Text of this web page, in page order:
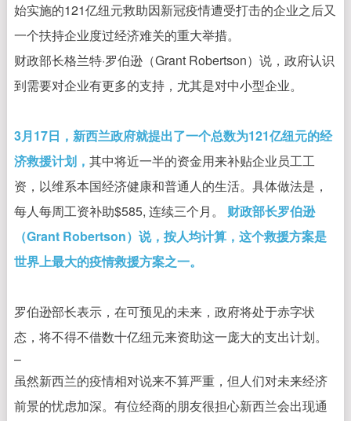
始实施的121亿纽元救助因新冠疫情遭受打击的企业之后又
一个扶持企业度过经济难关的重大举措。
财政部长格兰特·罗伯逊（Grant Robertson）说，政府认识
到需要对企业有更多的支持，尤其是对中小型企业。
3月17日，新西兰政府就提出了一个总数为121亿纽元的经
济救援计划， 其中将近一半的资金用来补贴企业员工工
资，以维系本国经济健康和普通人的生活。具体做法是，
每人每周工资补助$585, 连续三个月。
财政部长罗伯逊
（Grant Robertson）说，按人均计算，这个救援方案是
世界上最大的疫情救援方案之一。
罗伯逊部长表示，在可预见的未来，政府将处于赤字状
态，将不得不借数十亿纽元来资助这一庞大的支出计划。
–
虽然新西兰的疫情相对说来不算严重，但人们对未来经济
前景的忧虑加深。有位经商的朋友很担心新西兰会出现通